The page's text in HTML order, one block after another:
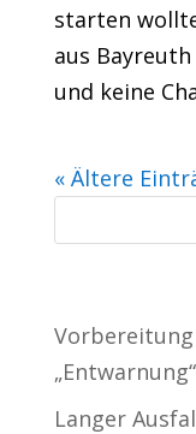
starten
aus
und keine
« Ältere
Vorbereitung
Langer